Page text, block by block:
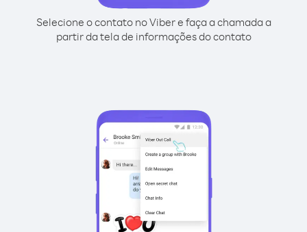
Selecione o contato no Viber e faça a chamada a
partir da tela de informações do contato